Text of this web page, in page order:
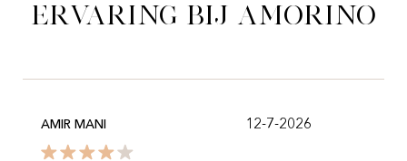
ervaring bij Amorino
AMIR MANI 12-7-2026